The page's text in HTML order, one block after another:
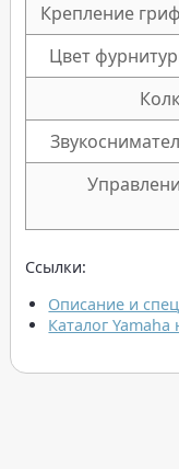
Крепление
Цвет
Ссылки:
Описание и
Каталог